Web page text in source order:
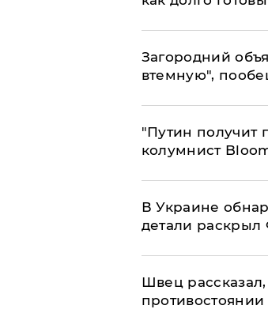
Загородний
втемную",
"Путин получит
колумнист
В Украине
детали
Швец